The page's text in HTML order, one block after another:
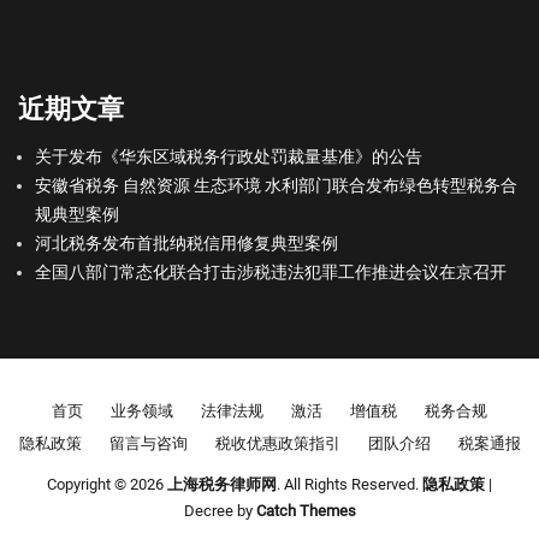
近期文章
关于发布《华东区域税务行政处罚裁量基准》的公告
安徽省税务 自然资源 生态环境 水利部门联合发布绿色转型税务合
规典型案例
河北税务发布首批纳税信用修复典型案例
全国八部门常态化联合打击涉税违法犯罪工作推进会议在京召开
Footer menu
首页 业务领域 法律法规 激活 增值税
税务合规
隐私政策
留言与咨询 税收优惠政策指引 团队介绍 税案通报
Copyright © 2026 上海税务律师网 . All Rights Reserved. 隐私政策 |
Decree by Catch Themes